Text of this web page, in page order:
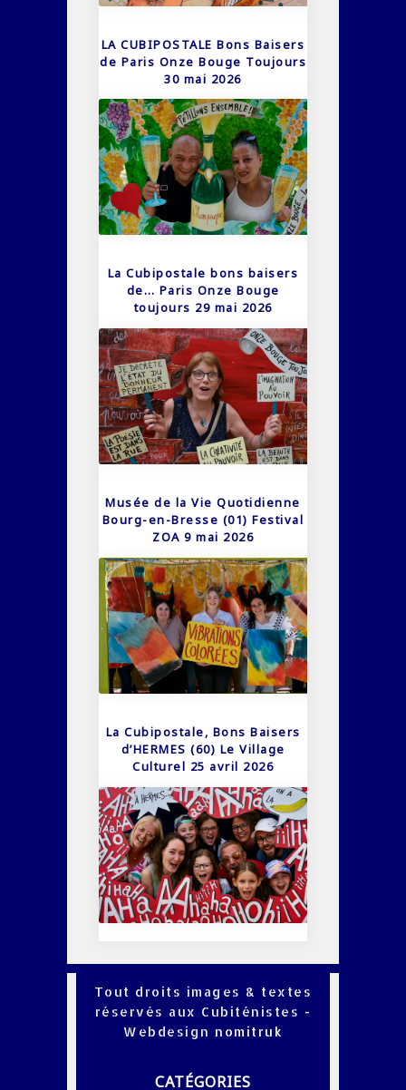
LA CUBIPOSTALE Bons Baisers
de Paris Onze Bouge Toujours
30 mai 2026
La Cubipostale bons baisers
de… Paris Onze Bouge
toujours 29 mai 2026
Musée de la Vie Quotidienne
Bourg-en-Bresse (01) Festival
ZOA 9 mai 2026
La Cubipostale, Bons Baisers
d’HERMES (60) Le Village
Culturel 25 avril 2026
Tout droits images & textes
réservés aux Cubiténistes -
Webdesign nomitruk
CATÉGORIES